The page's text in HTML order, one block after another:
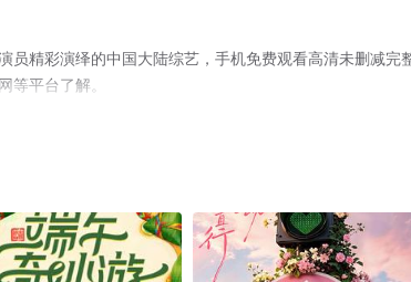
员精彩演绎的中国大陆综艺，手机免费观看高清未删减完
等平台了解。